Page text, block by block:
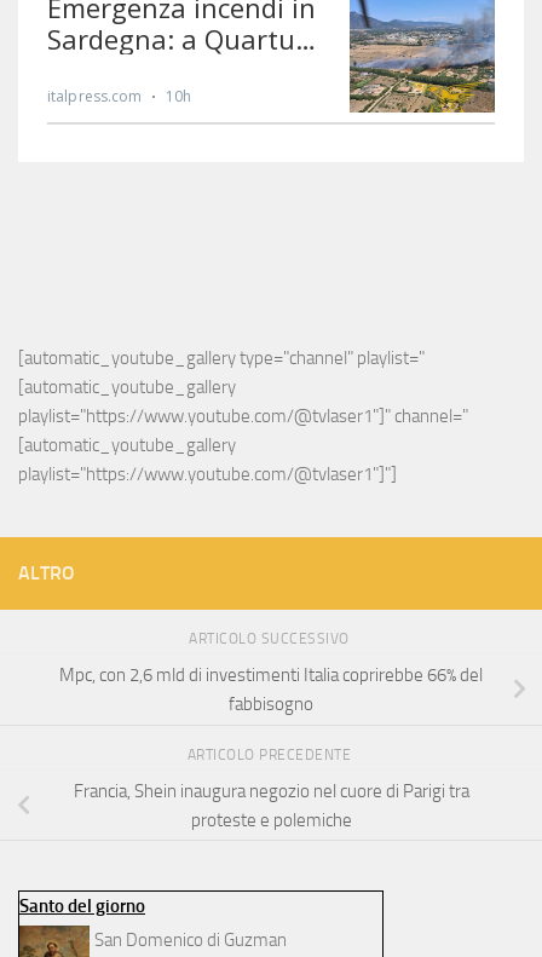
[automatic_youtube_gallery type="channel" playlist="
[automatic_youtube_gallery
playlist="https://www.youtube.com/@tvlaser1"]" channel="
[automatic_youtube_gallery
playlist="https://www.youtube.com/@tvlaser1"]"]
ALTRO
ARTICOLO SUCCESSIVO
Mpc, con 2,6 mld di investimenti Italia coprirebbe 66% del
fabbisogno
ARTICOLO PRECEDENTE
Francia, Shein inaugura negozio nel cuore di Parigi tra
proteste e polemiche
Santo del giorno
San Domenico di Guzman